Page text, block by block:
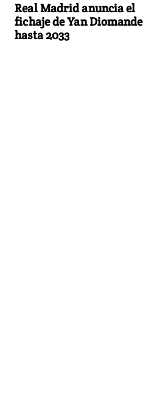
Real Madrid anuncia el
fichaje de Yan Diomande
hasta 2033